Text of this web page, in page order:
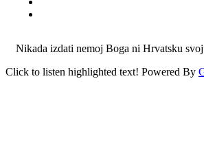
Nikada izdati nemoj Boga ni Hrvatsku
Click to listen highlighted text! Powered By